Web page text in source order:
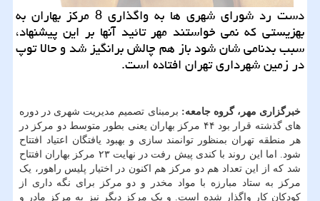
دست رد شورای شهری ها به واگذاری 8 مرکز بهاران به
بهزیستی که نمی خواستند مهر تائید آنها بر این پیشنهاد،
سبب بدنامی شان شود باز هم چالش برانگیز شد و حالا توپ
در زمین شهرداری تهران افتاده است.
خبرگزاری مهر، گروه جامعه: برمبنای تصمیم مدیریت شهری در دوره
های گذشته قرار بود ۴۴ مرکز بهاران یعنی بطور متوسط دو مرکز در
هر منطقه تهران بمنظور توانمند سازی و بهبود یافتگان اعتیاد افتتاح
شود. اما این روند با کندی پیش رفت در نهایت ۲۳ مرکز بهاران افتتاح
شد که از این تعداد هم دو مرکز هم اکنون در اختیار پلیس راهور، یک
مرکز به ستاد مبارزه با مواد مخدر و دو مرکز برای نگه داری از
کودکان کار واگذار شده است. و یک مرکز دیگر نیز به مرکز مادر و